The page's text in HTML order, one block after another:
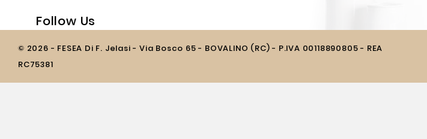
Follow Us
© 2026 - FESEA Di F. Jelasi - Via Bosco 65 - BOVALINO (RC) - P.IVA 00118890805 - REA
RC75381